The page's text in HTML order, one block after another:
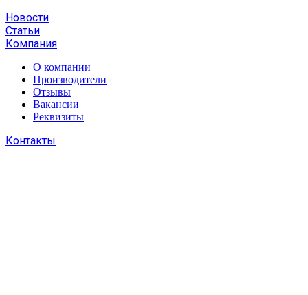
Новости
Статьи
Компания
О компании
Производители
Отзывы
Вакансии
Реквизиты
Контакты